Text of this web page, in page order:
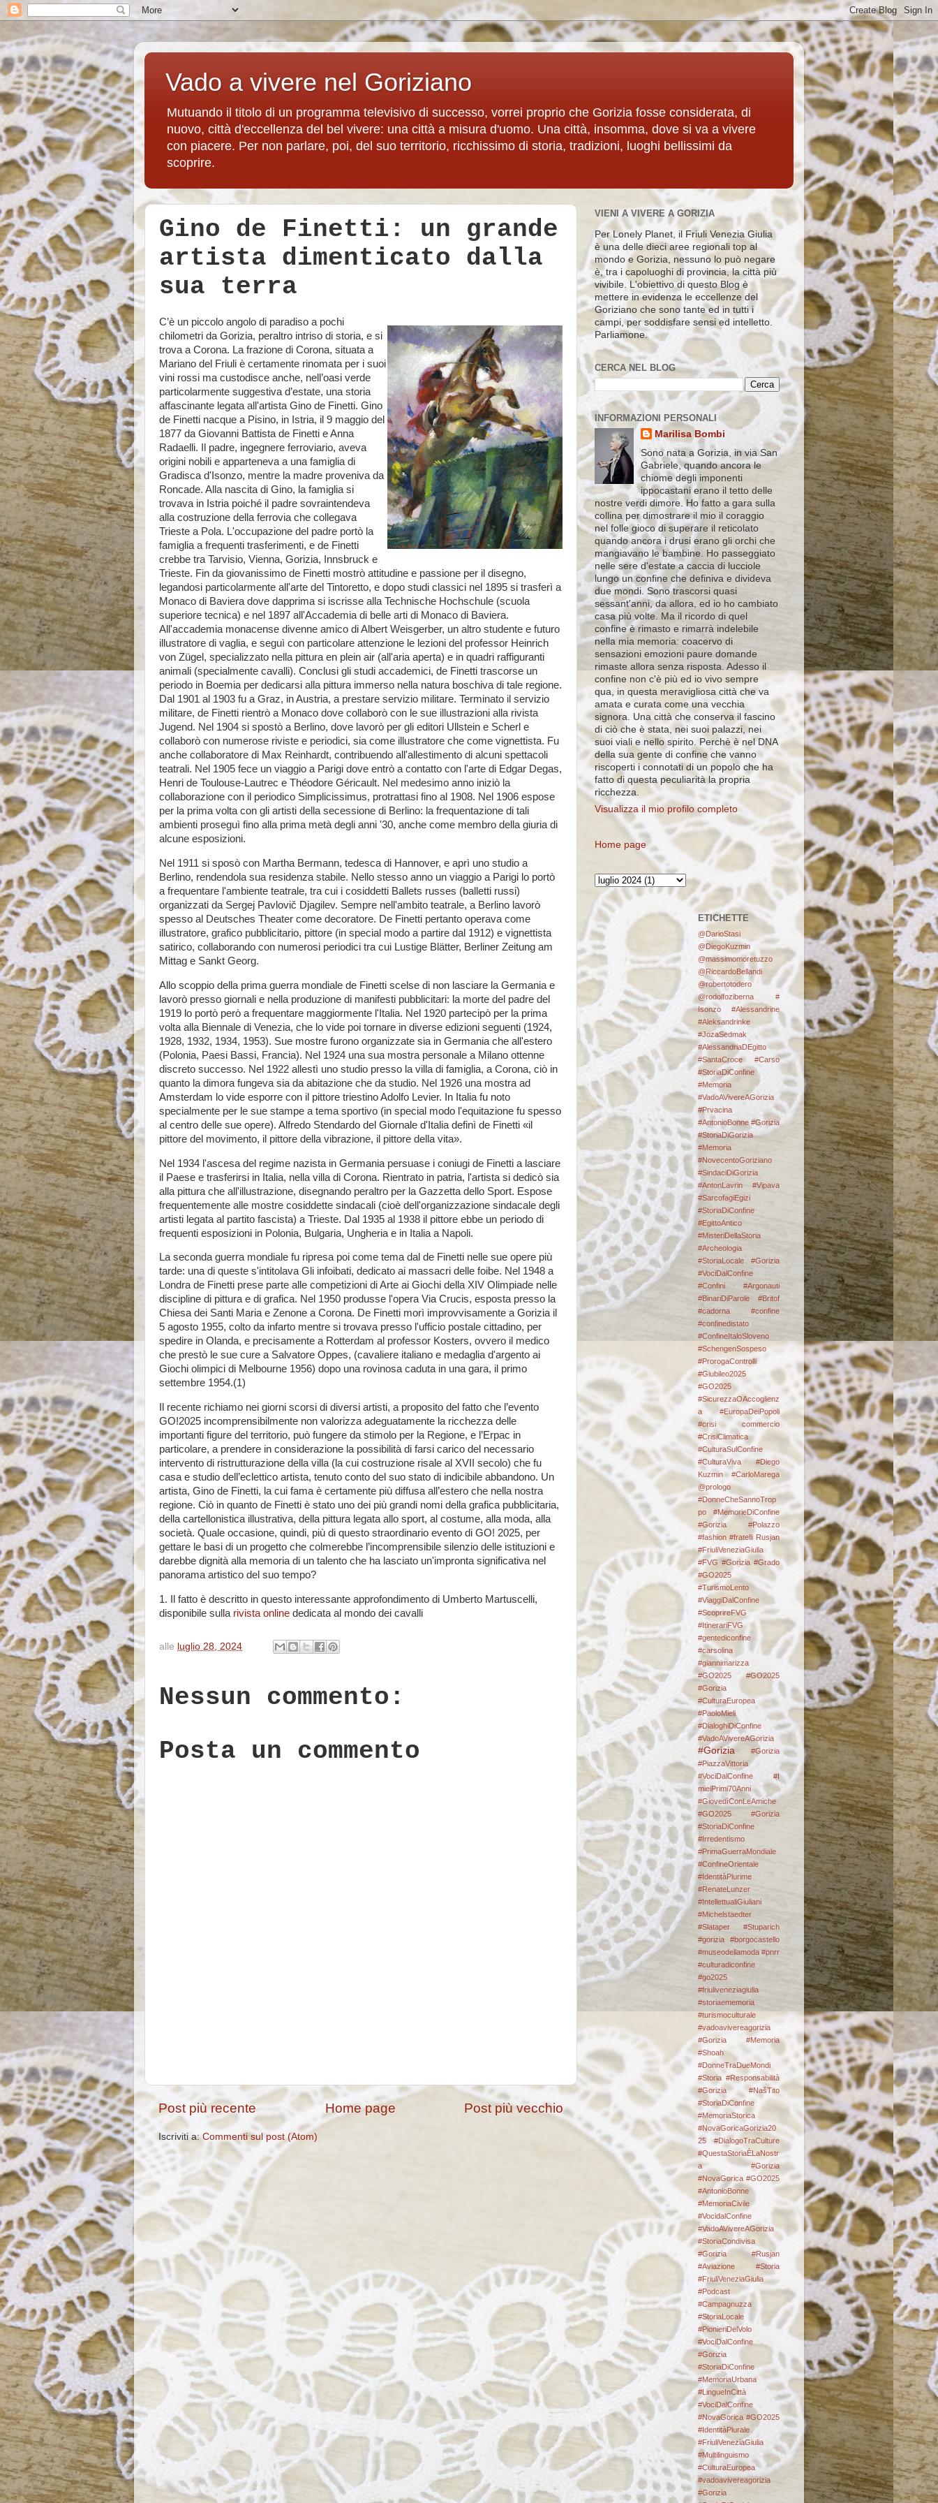
Vado a vivere nel Goriziano
Mutuando il titolo di un programma televisivo di successo, vorrei proprio che Gorizia fosse considerata, di
nuovo, città d'eccellenza del bel vivere: una città a misura d'uomo. Una città, insomma, dove si va a vivere
con piacere. Per non parlare, poi, del suo territorio, ricchissimo di storia, tradizioni, luoghi bellissimi da
scoprire.
Gino de Finetti: un grande
artista dimenticato dalla
sua terra
C’è un piccolo angolo di paradiso a pochi
chilometri da Gorizia, peraltro intriso di storia, e si
trova a Corona. La frazione di Corona, situata a
Mariano del Friuli è certamente rinomata per i suoi
vini rossi ma custodisce anche, nell’oasi verde
particolarmente suggestiva d’estate, una storia
affascinante legata all'artista Gino de Finetti. Gino
de Finetti nacque a Pisino, in Istria, il 9 maggio del
1877 da Giovanni Battista de Finetti e Anna
Radaelli. Il padre, ingegnere ferroviario, aveva
origini nobili e apparteneva a una famiglia di
Gradisca d'Isonzo, mentre la madre proveniva da
Roncade. Alla nascita di Gino, la famiglia si
trovava in Istria poiché il padre sovraintendeva
alla costruzione della ferrovia che collegava
Trieste a Pola. L'occupazione del padre portò la
famiglia a frequenti trasferimenti, e de Finetti
crebbe tra Tarvisio, Vienna, Gorizia, Innsbruck e
Trieste. Fin da giovanissimo de Finetti mostrò attitudine e passione per il disegno,
legandosi particolarmente all'arte del Tintoretto, e dopo studi classici nel 1895 si trasferì a
Monaco di Baviera dove dapprima si iscrisse alla Technische Hochschule (scuola
superiore tecnica) e nel 1897 all'Accademia di belle arti di Monaco di Baviera.
All'accademia monacense divenne amico di Albert Weisgerber, un altro studente e futuro
illustratore di vaglia, e seguì con particolare attenzione le lezioni del professor Heinrich
von Zügel, specializzato nella pittura en plein air (all'aria aperta) e in quadri raffiguranti
animali (specialmente cavalli). Conclusi gli studi accademici, de Finetti trascorse un
periodo in Boemia per dedicarsi alla pittura immerso nella natura boschiva di tale regione.
Dal 1901 al 1903 fu a Graz, in Austria, a prestare servizio militare. Terminato il servizio
militare, de Finetti rientrò a Monaco dove collaborò con le sue illustrazioni alla rivista
Jugend. Nel 1904 si spostò a Berlino, dove lavorò per gli editori Ullstein e Scherl e
collaborò con numerose riviste e periodici, sia come illustratore che come vignettista. Fu
anche collaboratore di Max Reinhardt, contribuendo all'allestimento di alcuni spettacoli
teatrali. Nel 1905 fece un viaggio a Parigi dove entrò a contatto con l'arte di Edgar Degas,
Henri de Toulouse-Lautrec e Théodore Géricault. Nel medesimo anno iniziò la
collaborazione con il periodico Simplicissimus, protrattasi fino al 1908. Nel 1906 espose
per la prima volta con gli artisti della secessione di Berlino: la frequentazione di tali
ambienti proseguì fino alla prima metà degli anni '30, anche come membro della giuria di
alcune esposizioni.
Nel 1911 si sposò con Martha Bermann, tedesca di Hannover, e aprì uno studio a
Berlino, rendendola sua residenza stabile. Nello stesso anno un viaggio a Parigi lo portò
a frequentare l'ambiente teatrale, tra cui i cosiddetti Ballets russes (balletti russi)
organizzati da Sergej Pavlovič Djagilev. Sempre nell'ambito teatrale, a Berlino lavorò
spesso al Deutsches Theater come decoratore. De Finetti pertanto operava come
illustratore, grafico pubblicitario, pittore (in special modo a partire dal 1912) e vignettista
satirico, collaborando con numerosi periodici tra cui Lustige Blätter, Berliner Zeitung am
Mittag e Sankt Georg.
Allo scoppio della prima guerra mondiale de Finetti scelse di non lasciare la Germania e
lavorò presso giornali e nella produzione di manifesti pubblicitari: la morte del padre del
1919 lo portò però a frequentare maggiormente l'Italia. Nel 1920 partecipò per la prima
volta alla Biennale di Venezia, che lo vide poi tornare in diverse edizioni seguenti (1924,
1928, 1932, 1934, 1953). Sue mostre furono organizzate sia in Germania che all'estero
(Polonia, Paesi Bassi, Francia). Nel 1924 una sua mostra personale a Milano ottenne
discreto successo. Nel 1922 allestì uno studio presso la villa di famiglia, a Corona, ciò in
quanto la dimora fungeva sia da abitazione che da studio. Nel 1926 una mostra ad
Amsterdam lo vide esporre con il pittore triestino Adolfo Levier. In Italia fu noto
specialmente per le sue stampe a tema sportivo (in special modo l'equitazione fu spesso
al centro delle sue opere). Alfredo Stendardo del Giornale d'Italia definì de Finetti «il
pittore del movimento, il pittore della vibrazione, il pittore della vita».
Nel 1934 l'ascesa del regime nazista in Germania persuase i coniugi de Finetti a lasciare
il Paese e trasferirsi in Italia, nella villa di Corona. Rientrato in patria, l'artista si dedicò sia
alla pittura che all'illustrazione, disegnando peraltro per la Gazzetta dello Sport. Espose
frequentemente alle mostre cosiddette sindacali (cioè dell'organizzazione sindacale degli
artisti legata al partito fascista) a Trieste. Dal 1935 al 1938 il pittore ebbe un periodo di
frequenti esposizioni in Polonia, Bulgaria, Ungheria e in Italia a Napoli.
La seconda guerra mondiale fu ripresa poi come tema dal de Finetti nelle sue opere più
tarde: una di queste s'intitolava Gli infoibati, dedicato ai massacri delle foibe. Nel 1948 a
Londra de Finetti prese parte alle competizioni di Arte ai Giochi della XIV Olimpiade nelle
discipline di pittura e di grafica. Nel 1950 produsse l'opera Via Crucis, esposta presso la
Chiesa dei Santi Maria e Zenone a Corona. De Finetti morì improvvisamente a Gorizia il
5 agosto 1955, colto da infarto mentre si trovava presso l'ufficio postale cittadino, per
spedire in Olanda, e precisamente a Rotterdam al professor Kosters, ovvero il medico
che prestò le sue cure a Salvatore Oppes, (cavaliere italiano e medaglia d'argento ai
Giochi olimpici di Melbourne 1956) dopo una rovinosa caduta in una gara, il primo
settembre 1954.(1)
Il recente richiamo nei giorni scorsi di diversi artisti, a proposito del fatto che l’evento
GO!2025 incomprensibilmente non valorizza adeguatamente la ricchezza delle
importanti figure del territorio, può fungere da stimolo per la Regione, e l’Erpac in
particolare, a prendere in considerazione la possibilità di farsi carico del necessario
intervento di ristrutturazione della villa (la cui costruzione risale al XVII secolo) che fu
casa e studio dell’eclettico artista, tenuto conto del suo stato di indicibile abbandono. Un
artista, Gino de Finetti, la cui fama è certamente più diffusa all’estero che nella nostra
regione. Ciò in quanto de Finetti è stato uno dei più grandi nomi della grafica pubblicitaria,
della cartellonistica illustrativa, della pittura legata allo sport, al costume, alla moda, alla
società. Quale occasione, quindi, più di questo straordinario evento di GO! 2025, per
gettare le basi di un progetto che colmerebbe l’incomprensibile silenzio delle istituzioni e
darebbe dignità alla memoria di un talento che ha lasciato un'impronta significativa nel
panorama artistico del suo tempo?
1. Il fatto è descritto in questo interessante approfondimento di Umberto Martuscelli,
disponibile sulla rivista online dedicata al mondo dei cavalli
alle luglio 28, 2024
Nessun commento:
Posta un commento
Post più recente Post più vecchio
Home page
Iscriviti a:Commenti sul post (Atom)
VIENI A VIVERE A GORIZIA
Per Lonely Planet, il Friuli Venezia Giulia
è una delle dieci aree regionali top al
mondo e Gorizia, nessuno lo può negare
è, tra i capoluoghi di provincia, la città più
vivibile. L'obiettivo di questo Blog è
mettere in evidenza le eccellenze del
Goriziano che sono tante ed in tutti i
campi, per soddisfare sensi ed intelletto.
Parliamone.
CERCA NEL BLOG
INFORMAZIONI PERSONALI
Marilisa Bombi
Sono nata a Gorizia, in via San
Gabriele, quando ancora le
chiome degli imponenti
ippocastani erano il tetto delle
nostre verdi dimore. Ho fatto a gara sulla
collina per dimostrare il mio il coraggio
nel folle gioco di superare il reticolato
quando ancora i drusi erano gli orchi che
mangiavano le bambine. Ho passeggiato
nelle sere d'estate a caccia di lucciole
lungo un confine che definiva e divideva
due mondi. Sono trascorsi quasi
sessant'anni, da allora, ed io ho cambiato
casa più volte. Ma il ricordo di quel
confine è rimasto e rimarrà indelebile
nella mia memoria: coacervo di
sensazioni emozioni paure domande
rimaste allora senza risposta. Adesso il
confine non c'è più ed io vivo sempre
qua, in questa meravigliosa città che va
amata e curata come una vecchia
signora. Una città che conserva il fascino
di ciò che è stata, nei suoi palazzi, nei
suoi viali e nello spirito. Perchè è nel DNA
della sua gente di confine che vanno
riscoperti i connotati di un popolo che ha
fatto di questa peculiarità la propria
ricchezza.
Visualizza il mio profilo completo
Home page
ETICHETTE
@DarioStasi
@DiegoKuzmin
@massimomoretuzzo
@RiccardoBellandi
@robertotodero
@rodolfoziberna
#
Isonzo
#Alessandrine
#Aleksandrinke
#JozaSedmak
#AlessandriaDEgitto
#SantaCroce #Carso
#StoriaDiConfine
#Memoria
#VadoAVivereAGorizia
#Prvacina
#AntonioBonne #Gorizia
#StoriaDiGorizia
#Memoria
#NovecentoGoriziano
#SindaciDiGorizia
#AntonLavrin #Vipava
#SarcofagiEgizi
#StoriaDiConfine
#EgittoAntico
#MisteriDellaStoria
#Archeologia
#StoriaLocale #Gorizia
#VociDalConfine
#Confini
#Argonauti
#BinariDiParole
#Britof
#cadorna
#confine
#confinedistato
#ConfineItaloSloveno
#SchengenSospeso
#ProrogaControlli
#Giubileo2025
#GO2025
#SicurezzaOAccoglienz
a #EuropaDeiPopoli
#crisi commercio
#CrisiClimatica
#CulturaSulConfine
#CulturaViva
#Diego
Kuzmin #CarloMarega
@prologo
#DonneCheSannoTrop
po #MemorieDiConfine
#Gorizia #Polazzo
#fashion #fratelli Rusjan
#FriuliVeneziaGiulia
#FVG #Gorizia #Grado
#GO2025
#TurismoLento
#ViaggiDalConfine
#ScoprireFVG
#ItinerariFVG
#gentediconfine
#carsolina
#giannimarizza
#GO2025
#GO2025
#Gorizia
#CulturaEuropea
#PaoloMieli
#DialoghiDiConfine
#VadoAVivereAGorizia
#Gorizia
#Gorizia
#PiazzaVittoria
#VociDalConfine #I
mieiPrimi70Anni
#GiovedìConLeAmiche
#GO2025
#Gorizia
#StoriaDiConfine
#Irredentismo
#PrimaGuerraMondiale
#ConfineOrientale
#IdentitàPlurime
#RenateLunzer
#IntellettualiGiuliani
#Michelstaedter
#Slataper #Stuparich
#gorizia #borgocastello
#museodellamoda #pnrr
#culturadiconfine
#go2025
#friuliveneziagiulia
#storiaememoria
#turismoculturale
#vadoavivereagorizia
#Gorizia #Memoria
#Shoah
#DonneTraDueMondi
#Storia #Responsabilità
#Gorizia #NašTito
#StoriaDiConfine
#MemoriaStorica
#NovaGoricaGorizia20
25 #DialogoTraCulture
#QuestaStoriaÈLaNostr
a
#Gorizia
#NovaGorica #GO2025
#AntonioBonne
#MemoriaCivile
#VocidalConfine
#VadoAVivereAGorizia
#StoriaCondivisa
#Gorizia #Rusjan
#Aviazione #Storia
#FriuliVeneziaGiulia
#Podcast
#Campagnuzza
#StoriaLocale
#PionieriDelVolo
#VociDalConfine
#Gorizia
#StoriaDiConfine
#MemoriaUrbana
#LingueInCittà
#VociDalConfine
#NovaGorica #GO2025
#IdentitàPlurale
#FriuliVeneziaGiulia
#Multilinguismo
#CulturaEuropea
#vadoavivereagorizia
#Gorizia